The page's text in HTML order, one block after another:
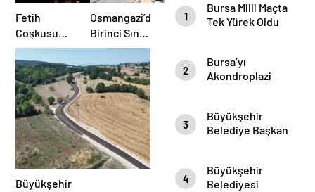
1
Bursa Milli Maçta
Tek Yürek Oldu
2
Bursa’yı
Akondroplazi
3
Büyükşehir
Belediye Başkan
Marşın
Bestecilerini
4
Büyükşehir
Belediyesi
Fetih
Coşkusu
Keles
İlçesine
Taşındı
Osmangazi’de
Birinci Sınıf
Tarım
Arazisine
Yapılan
Kaçak Yapı
Yıkıldı
Büyükşehir